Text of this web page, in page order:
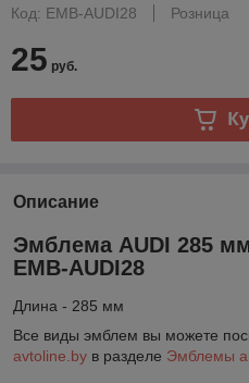
Код: EMB-AUDI28
Розница
25 руб.
Описание
Эмблема AUDI 285
EMB-AUDI28
Длина - 285 мм
Все виды эмблем вы можете
avtoline.by в разделе Эмблемы